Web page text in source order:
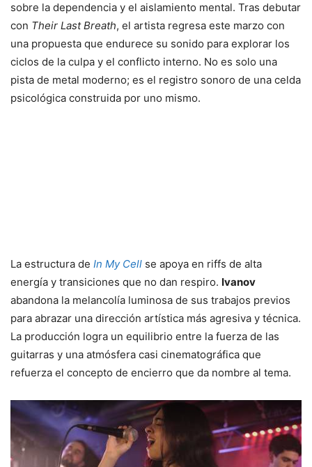
sobre la dependencia y el aislamiento mental. Tras debutar
con Their Last Breath, el artista regresa este marzo con
una propuesta que endurece su sonido para explorar los
ciclos de la culpa y el conflicto interno. No es solo una
pista de metal moderno; es el registro sonoro de una celda
psicológica construida por uno mismo.
La estructura de In My Cell se apoya en riffs de alta
energía y transiciones que no dan respiro. Ivanov
abandona la melancolía luminosa de sus trabajos previos
para abrazar una dirección artística más agresiva y técnica.
La producción logra un equilibrio entre la fuerza de las
guitarras y una atmósfera casi cinematográfica que
refuerza el concepto de encierro que da nombre al tema.